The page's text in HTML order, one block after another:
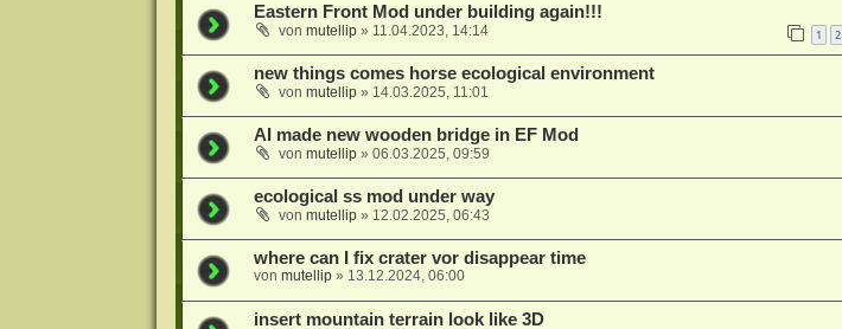
Eastern Front Mod under building again!!!
von mutellip» 11.04.2023, 14:14 1 2
new things comes horse ecological environment
von mutellip» 14.03.2025, 11:01
AI made new wooden bridge in EF Mod
von mutellip» 06.03.2025, 09:59
ecological ss mod under way
von mutellip» 12.02.2025, 06:43
where can I fix crater vor disappear time
von mutellip» 13.12.2024, 06:00
insert mountain terrain look like 3D